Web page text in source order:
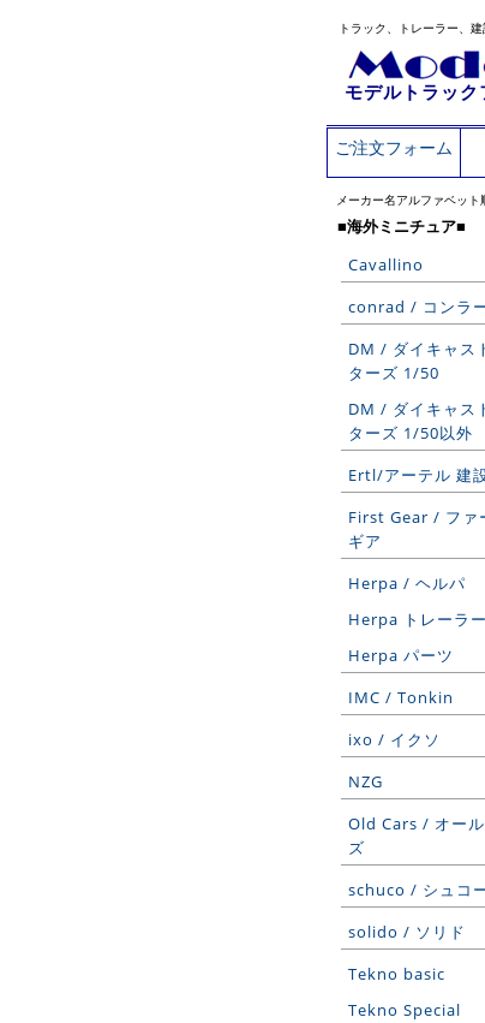
トラック、トレーラー、
モデルトラッ
ご注文フォーム
メーカー名アルファベット
■海外ミニチュア■
Cavallino
conrad / コンラ
DM / ダイキャス
ターズ 1/50
DM / ダイキャス
ターズ 1/50以外
Ertl/アーテル 建
First Gear / ファ
ギア
Herpa / ヘルパ
Herpa トレーラ
Herpa パーツ
IMC / Tonkin
ixo / イクソ
NZG
Old Cars / オー
ズ
schuco / シュコ
solido / ソリド
Tekno basic
Tekno Special